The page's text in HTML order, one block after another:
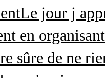
Le jour j
en
sûre de ne